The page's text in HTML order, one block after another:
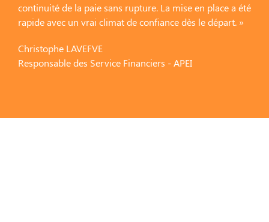
continuité de la paie sans rupture. La mise en place a été
rapide avec un vrai climat de confiance dès le départ. »
Christophe LAVEFVE
Responsable des Service Financiers - APEI